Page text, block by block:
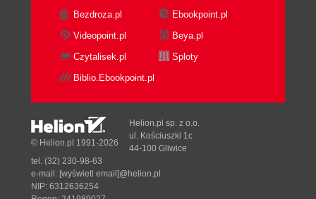
Bezdroza.pl
Ebookpoint.pl
Videopoint.pl
Beya.pl
Czytalisek.pl
Sploty
Biblio.Ebookpoint.pl
© Helion.pl 1991-2026
Helion.pl sp. z o.o.
ul. Kościuszki 1c
44-100 Gliwice
tel. (32) 230-98-63
e-mail: [wyświetl email]@helion.pl
NIP: 6312636254